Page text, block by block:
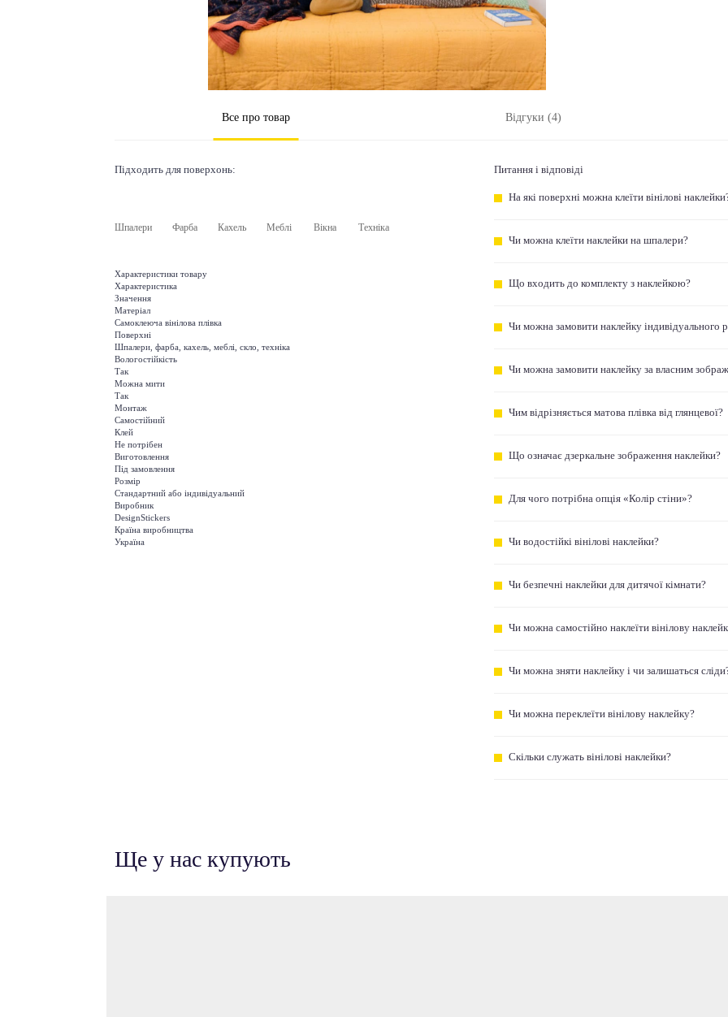
Все про товар Відгуки (4)
Підходить для поверхонь:
Шпалери Фарба Кахель Меблі Вікна Техніка
Характеристики товару
Характеристика
Значення
Матеріал
Самоклеюча вінілова плівка
Поверхні
Шпалери, фарба, кахель, меблі, скло, техніка
Вологостійкість
Так
Можна мити
Так
Монтаж
Самостійний
Клей
Не потрібен
Виготовлення
Під замовлення
Розмір
Стандартний або індивідуальний
Виробник
DesignStickers
Країна виробництва
Україна
Питання і відповіді
На які поверхні можна клеїти вінілові
Чи можна клеїти наклейки на шпалери?
Що входить до комплекту з наклейкою?
Чи можна замовити наклейку індивідуального
Чи можна замовити наклейку за власним
Чим відрізняється матова плівка від глянцевої?
Що означає дзеркальне зображення наклейки?
Для чого потрібна опція «Колір стіни»?
Чи водостійкі вінілові наклейки?
Чи безпечні наклейки для дитячої кімнати?
Чи можна самостійно наклеїти вінілову
Чи можна зняти наклейку і чи залишаться
Чи можна переклеїти вінілову наклейку?
Скільки служать вінілові наклейки?
Ще у нас купують